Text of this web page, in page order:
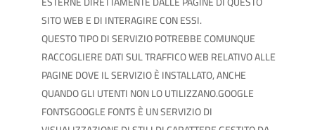
SITO WEB E DI INTERAGIRE CON ESSI.
QUESTO TIPO DI SERVIZIO POTREBBE COMUNQUE
RACCOGLIERE DATI SUL TRAFFICO WEB RELATIVO ALLE
PAGINE DOVE IL SERVIZIO È INSTALLATO, ANCHE
QUANDO GLI UTENTI NON LO UTILIZZANO.GOOGLE
FONTSGOOGLE FONTS È UN SERVIZIO DI